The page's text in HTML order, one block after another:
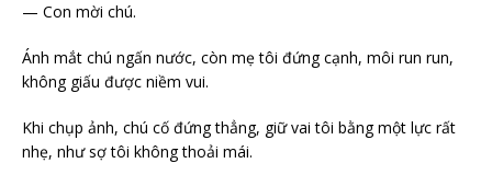
— Con mời chú.
Ánh mắt chú ngấn nước, còn mẹ tôi đứng cạnh, môi run run,
không giấu được niềm vui.
Khi chụp ảnh, chú cố đứng thẳng, giữ vai tôi bằng một lực rất
nhẹ, như sợ tôi không thoải mái.